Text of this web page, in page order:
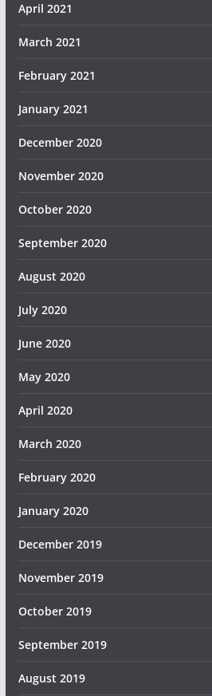
April 2021
March 2021
February 2021
January 2021
December 2020
November 2020
October 2020
September 2020
August 2020
July 2020
June 2020
May 2020
April 2020
March 2020
February 2020
January 2020
December 2019
November 2019
October 2019
September 2019
August 2019